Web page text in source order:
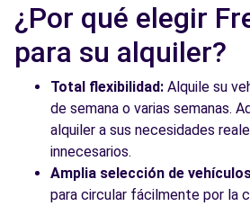
¿Por qué elegir
para su alquiler?
Total flexibilidad: Alquile su
de semana o varias semanas.
alquiler a sus necesidades
innecesarios.
Amplia selección de
para circular fácilmente por la